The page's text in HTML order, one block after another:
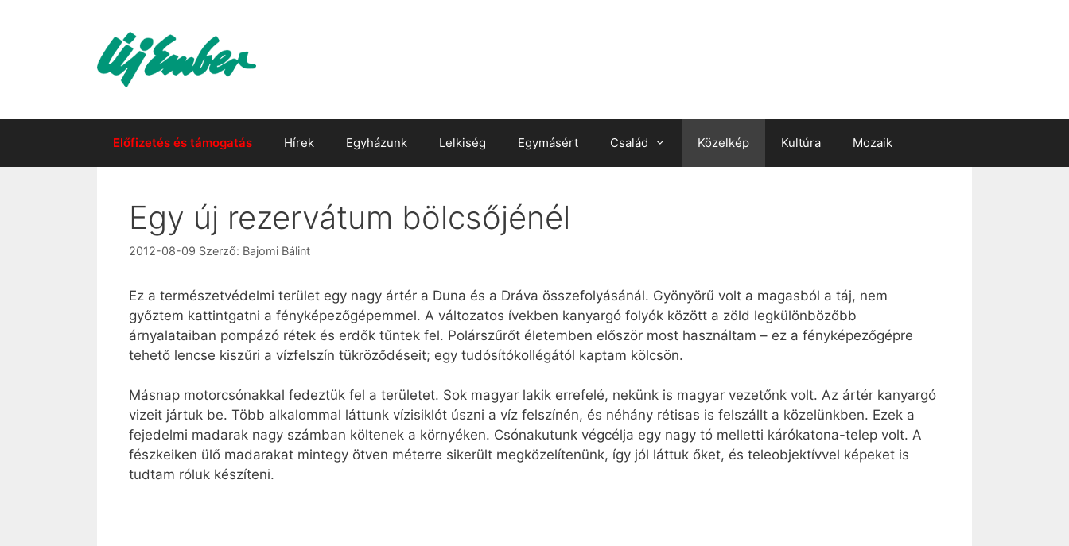
Előfizetés és támogatás Hírek Egyházunk Lelkiség Egymásért Család Közelkép Kultúra Mozaik
Egy új rezervátum bölcsőjénél
2012-08-09 Szerző: Bajomi Bálint
Ez a természetvédelmi terület egy nagy ártér a Duna és a Dráva összefolyásánál. Gyönyörű volt a magasból a táj, nem
győztem kattintgatni a fényképezőgépemmel. A változatos ívekben kanyargó folyók között a zöld legkülönbözőbb
árnyalataiban pompázó rétek és erdők tűntek fel. Polárszűrőt életemben először most használtam – ez a fényképezőgépre
tehető lencse kiszűri a vízfelszín tükröződéseit; egy tudósítókollégától kaptam kölcsön.
Másnap motorcsónakkal fedeztük fel a területet. Sok magyar lakik errefelé, nekünk is magyar vezetőnk volt. Az ártér kanyargó
vizeit jártuk be. Több alkalommal láttunk vízisiklót úszni a víz felszínén, és néhány rétisas is felszállt a közelünkben. Ezek a
fejedelmi madarak nagy számban költenek a környéken. Csónakutunk végcélja egy nagy tó melletti kárókatona-telep volt. A
fészkeiken ülő madarakat mintegy ötven méterre sikerült megközelítenünk, így jól láttuk őket, és teleobjektívvel képeket is
tudtam róluk készíteni.